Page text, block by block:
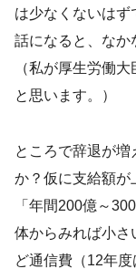
は少なくないは
話になると、なか
（私が厚生労働
と思います。）
ところで辞退が増
か？仮に支給額が
「年間200億～
体からみれば小さ
ど通信費（12年